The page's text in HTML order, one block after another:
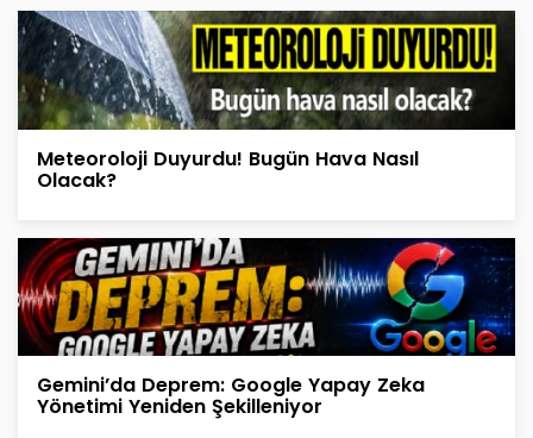
Meteoroloji Duyurdu! Bugün Hava Nasıl
Olacak?
Gemini’da Deprem: Google Yapay Zeka
Yönetimi Yeniden Şekilleniyor